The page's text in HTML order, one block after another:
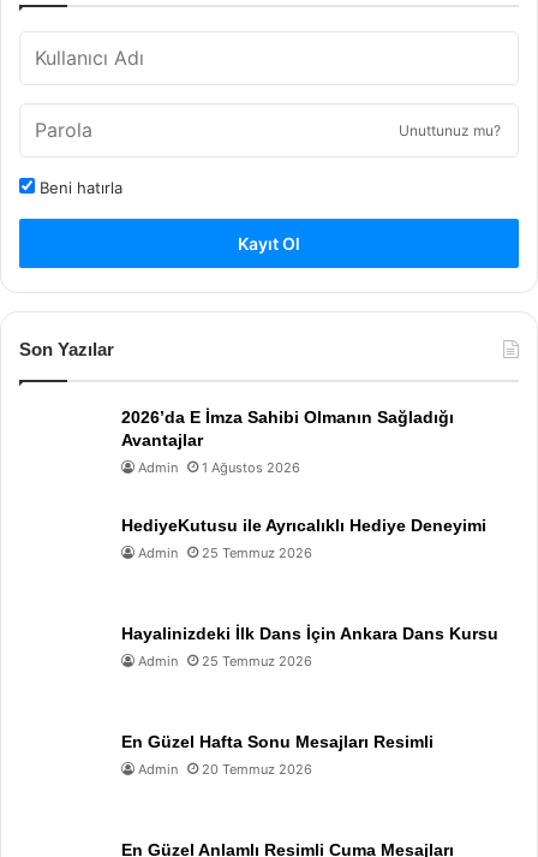
Unuttunuz mu?
Beni hatırla
Kayıt Ol
Son Yazılar
2026’da E İmza Sahibi Olmanın Sağladığı
Avantajlar
Admin 1 Ağustos 2026
HediyeKutusu ile Ayrıcalıklı Hediye Deneyimi
Admin 25 Temmuz 2026
Hayalinizdeki İlk Dans İçin Ankara Dans Kursu
Admin 25 Temmuz 2026
En Güzel Hafta Sonu Mesajları Resimli
Admin 20 Temmuz 2026
En Güzel Anlamlı Resimli Cuma Mesajları